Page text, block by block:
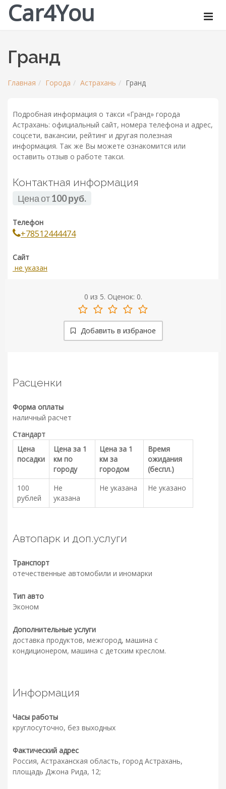
Car4You
Гранд
Главная Города Астрахань Гранд
Подробная информация о такси «Гранд» города
Астрахань: официальный сайт, номера телефона и адрес,
соцсети, вакансии, рейтинг и другая полезная
информация. Так же Вы можете ознакомится или
оставить отзыв о работе такси.
Контактная информация
Цена от100 руб.
Телефон
+78512444474
Сайт
не указан
0 из 5. Оценок: 0.
Добавить в избраное
Расценки
Форма оплаты
наличный расчет
Стандарт
Цена
посадки
Цена за 1
км по
городу
Цена за 1
км за
городом
Время
ожидания
(беспл.)
100
рублей
Не
указана
Не указана Не указано
Автопарк и доп.услуги
Транспорт
отечественные автомобили и иномарки
Тип авто
Эконом
Дополнительные услуги
доставка продуктов, межгород, машина с
кондиционером, машина с детским креслом.
Информация
Часы работы
круглосуточно, без выходных
Фактический адрес
Россия, Астраханская область, город Астрахань,
площадь Джона Рида, 12;